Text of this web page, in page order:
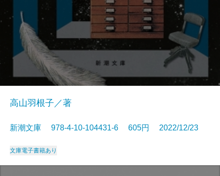
高山羽根子／著
新潮文庫 978-4-10-104431-6 605円 2022/12/23
文庫電子書籍あり